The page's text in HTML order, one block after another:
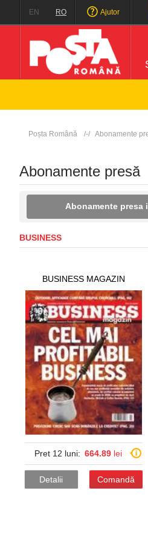
EN RO Ajutor
Poșta Română Abonamente
Abonamente presă
Abonamente presa
BUSINESS
BUSINESS MAGAZIN
Pret 12 luni: 664.89 lei
Detalii Comandă